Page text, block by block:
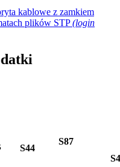
kablowe z zamkiem
plików STP(login
S44
S87